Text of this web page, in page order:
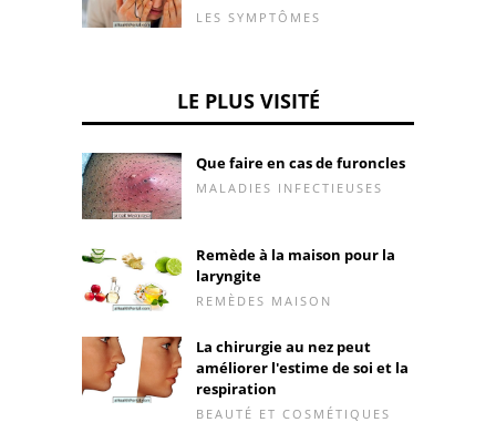
LES SYMPTÔMES
LE PLUS VISITÉ
Que faire en cas de furoncles
MALADIES INFECTIEUSES
Remède à la maison pour la
laryngite
REMÈDES MAISON
La chirurgie au nez peut
améliorer l'estime de soi et la
respiration
BEAUTÉ ET COSMÉTIQUES